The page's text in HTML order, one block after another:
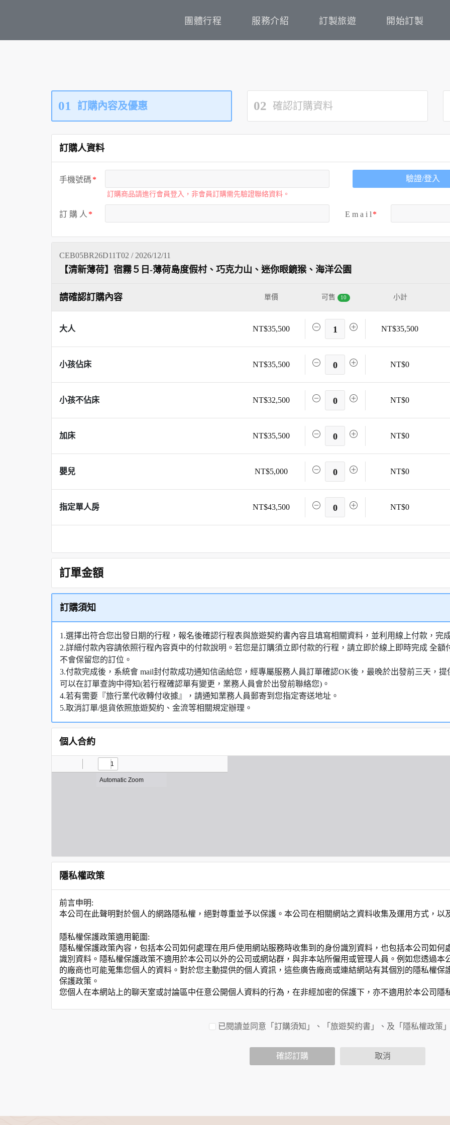
團體行程 服務介紹 訂製旅遊 開始訂製
01 訂購內容及優惠 02 確認訂購資料
訂購人資料
手機號碼
訂購商品請進行會員登入，非會員訂購需先驗證聯絡資料。
驗證/登入
訂 購 人 E m a i l
CEB05BR26D11T02 / 2026/12/11
【清新薄荷】宿霧５日-薄荷島度假村、巧克力山、迷你眼鏡猴、海洋公園
請確認訂購內容 單價 可售 10 小計
大人 NT$35,500 1 NT$35,500
小孩佔床 NT$35,500 0 NT$0
小孩不佔床 NT$32,500 0 NT$0
加床 NT$35,500 0 NT$0
嬰兒 NT$5,000 0 NT$0
指定單人房 NT$43,500 0 NT$0
訂單金額
訂購須知
1.選擇出符合您出發日期的行程，報名後確認行程表與旅遊契約書內容且填寫相關資料，並利用線上付款，完
2.詳細付款內容請依照行程內容頁中的付款說明。若您是訂購須立即付款的行程，請立即於線上即時完成 全
不會保留您的訂位。
3.付款完成後，系統會 mail封付款成功通知信函給您，經專屬服務人員訂單確認OK後，最晚於出發前三天，
可以在訂單查詢中得知(若行程確認單有變更，業務人員會於出發前聯絡您)。
4.若有需要『旅行業代收轉付收據』，請通知業務人員郵寄到您指定寄送地址。
5.取消訂單/退貨依照旅遊契約、金流等相關規定辦理。
個人合約
隱私權政策
前言申明:
本公司在此聲明對於個人的網路隱私權，絕對尊重並予以保護。本公司在相關網站之資料收集及運用方式，以
隱私權保護政策適用範圍:
隱私權保護政策內容，包括本公司如何處理在用戶使用網站服務時收集到的身份識別資料，也包括本公司如
識別資料。隱私權保護政策不適用於本公司以外的公司或網站群，與非本站所僱用或管理人員。例如您透過
的廠商也可能蒐集您個人的資料。對於您主動提供的個人資訊，這些廣告廠商或連結網站有其個別的隱私權
保護政策。
您個人在本網站上的聊天室或討論區中任意公開個人資料的行為，在非經加密的保護下，亦不適用於本公司隱
為了在本網站提供您最佳的互動性服務，可能會請您提供相關個人的資料，其範圍如下：
於一般瀏覽時，伺服器會自行記錄相關行徑，包括您使用連線設備的 IP 位址、使用時間、使用的瀏覽器、瀏
當客戶在本網站註冊時，我們會取得您的姓名、電話、住址、身份證字號、電子郵件、出生日期、性別、行
已閱讀並同意「訂購須知」、「旅遊契約書」、及「隱私權政策
確認訂購 取消